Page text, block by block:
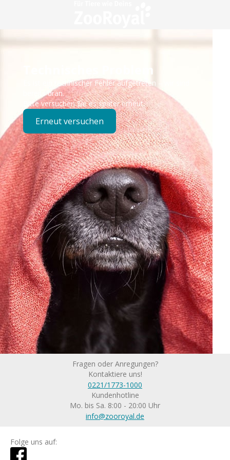
Technisches Problem
Es ist ein technischer Fehler aufgetreten – wir sind
bereits dran.
Bitte versuchen Sie es später erneut.
Erneut versuchen
Fragen oder Anregungen?
Kontaktiere uns!
0221/1773-1000
Kundenhotline
Mo. bis Sa. 8:00 - 20:00 Uhr
info@zooroyal.de
Folge uns auf: